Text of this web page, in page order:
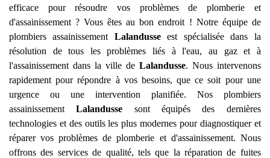
efficace pour résoudre vos problèmes de plomberie et
d'assainissement ? Vous êtes au bon endroit ! Notre équipe de
plombiers assainissement Lalandusseest spécialisée dans la
résolution de tous les problèmes liés à l'eau, au gaz et à
l'assainissement dans la ville de Lalandusse. Nous intervenons
rapidement pour répondre à vos besoins, que ce soit pour une
urgence ou une intervention planifiée. Nos plombiers
assainissementLalandusse sont équipés des dernières
technologies et des outils les plus modernes pour diagnostiquer et
réparer vos problèmes de plomberie et d'assainissement. Nous
offrons des services de qualité, tels que la réparation de fuites